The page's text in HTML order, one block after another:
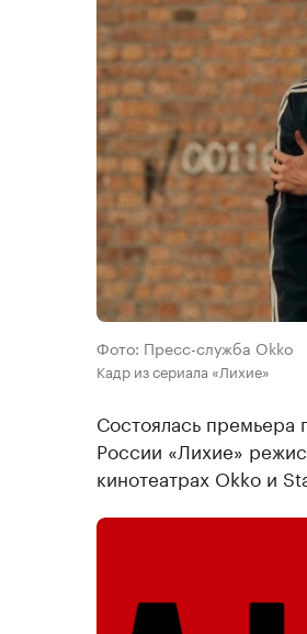
Фото: Пресс-служба Okko
Кадр из сериала «Лихие»
Состоялась премьера
России «Лихие»
кинотеатрах Okko и